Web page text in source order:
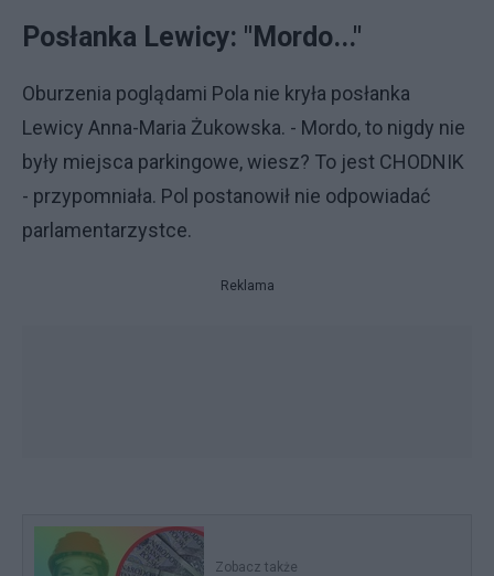
Posłanka Lewicy: "Mordo..."
Oburzenia poglądami Pola nie kryła posłanka
Lewicy Anna-Maria Żukowska. - Mordo, to nigdy nie
były miejsca parkingowe, wiesz? To jest CHODNIK
- przypomniała. Pol postanowił nie odpowiadać
parlamentarzystce.
Reklama
Zobacz także